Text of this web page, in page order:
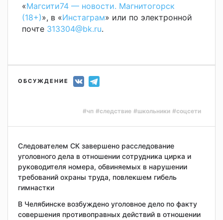
«Магсити74 — новости. Магнитогорск
(18+)», в «Инстаграм» или по электронной
почте 313304@bk.ru.
ОБСУЖДЕНИЕ
#чп #следствие #школьники #соцсети
Следователем СК завершено расследование
уголовного дела в отношении сотрудника цирка и
руководителя номера, обвиняемых в нарушении
требований охраны труда, повлекшем гибель
гимнастки
В Челябинске возбуждено уголовное дело по факту
совершения противоправных действий в отношении